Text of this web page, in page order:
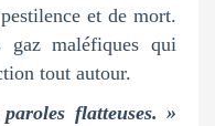
et de mort.
gaz maléfiques qui
tout autour.
flatteuses. »